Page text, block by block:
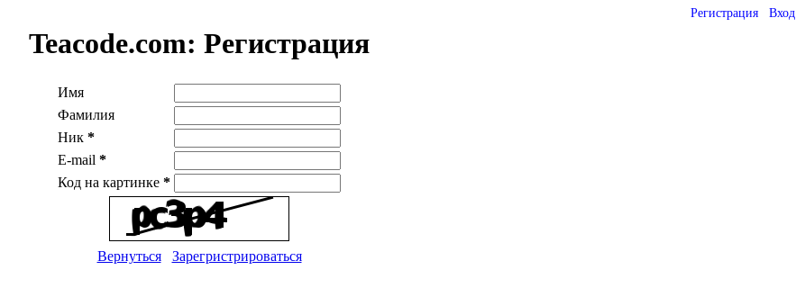
Регистрация Вход
Teacode.com: Регистрация
Имя
Фамилия
Ник *
E-mail *
Код на картинке *
Вернуться Зарегристрироваться